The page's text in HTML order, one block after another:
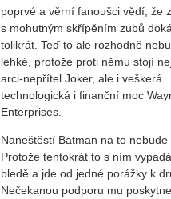
poprvé a věrní fanoušci vědí, že
s mohutným skřípěním zubů
tolikrát. Teď to ale rozhodně
lehké, protože proti němu stojí
arci-nepřítel Joker, ale i veškerá
technologická i finanční moc
Enterprises.
Naneštěstí Batman na to nebude
Protože tentokrát to s ním
bledě a jde od jedné porážky k
Nečekanou podporu mu